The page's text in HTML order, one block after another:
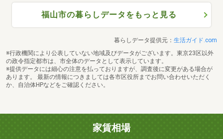
福山市の暮らしデータをもっと見る
暮らしデータ提供元： 生活ガイド.com
※行政機関により公表していない地域及びデータがございます。東京23区以外
の政令指定都市は、市全体のデータとして表示しています。
※提供データには細心の注意を払っておりますが、調査後に変更がある場合が
あります。 最新の情報につきましては各市区役所までお問い合わせいただく
か、自治体HPなどをご確認ください。
家賃相場